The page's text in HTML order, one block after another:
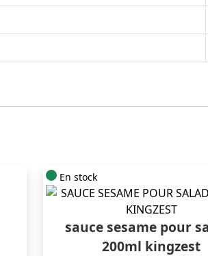
En stock
sauce sesame pour
200ml kingzest